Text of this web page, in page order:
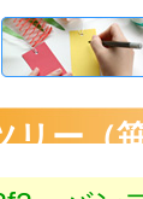
リー（